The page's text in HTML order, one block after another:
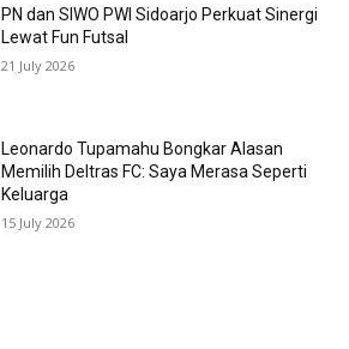
PN dan SIWO PWI Sidoarjo Perkuat Sinergi
Lewat Fun Futsal
21 July 2026
Leonardo Tupamahu Bongkar Alasan
Memilih Deltras FC: Saya Merasa Seperti
Keluarga
15 July 2026